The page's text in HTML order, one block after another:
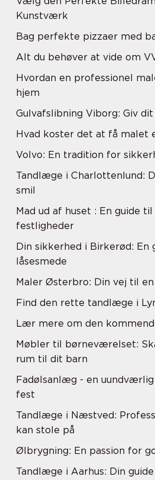
Kunstværk
Bag perfekte pizzaer med
Alt du behøver at vide om
Hvordan en professionel
hjem
Gulvafslibning Viborg: Giv
Hvad koster det at få malet
Volvo: En tradition for
Tandlæge i Charlottenlund:
smil
Mad ud af huset : En guide
festligheder
Din sikkerhed i Birkerød: En
låsesmede
Maler Østerbro: Din vej til
Find den rette tandlæge i
Lær mere om den
Møbler til børneværelset:
rum til dit barn
Fadølsanlæg - en
fest
Tandlæge i Næstved:
kan stole på
Ølbrygning: En passion for
Tandlæge i Aarhus: Din